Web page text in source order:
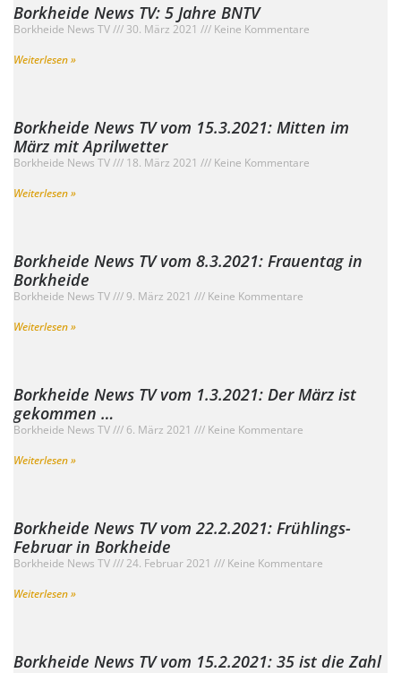
Borkheide News TV: 5 Jahre BNTV
Borkheide News TV 30. März 2021
Keine Kommentare
Weiterlesen »
Borkheide News TV vom 15.3.2021: Mitten im
März mit Aprilwetter
Borkheide News TV 18. März 2021
Keine Kommentare
Weiterlesen »
Borkheide News TV vom 8.3.2021: Frauentag in
Borkheide
Borkheide News TV 9. März 2021
Keine Kommentare
Weiterlesen »
Borkheide News TV vom 1.3.2021: Der März ist
gekommen …
Borkheide News TV 6. März 2021
Keine Kommentare
Weiterlesen »
Borkheide News TV vom 22.2.2021: Frühlings-
Februar in Borkheide
Borkheide News TV 24. Februar 2021
Keine Kommentare
Weiterlesen »
Borkheide News TV vom 15.2.2021: 35 ist die Zahl